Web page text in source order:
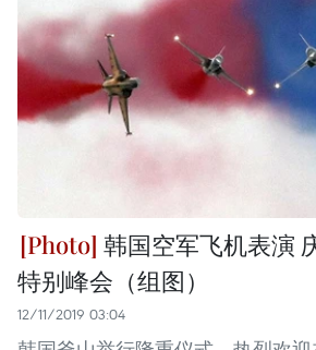
韩国空军飞机表演
特别峰会（组图）
12/11/2019 03:04